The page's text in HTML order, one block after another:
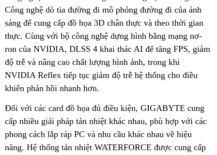
Công nghệ dò tia đường đi mô phỏng đường đi của ánh
sáng để cung cấp đồ họa 3D chân thực và theo thời gian
thực. Cùng với bộ công nghệ dựng hình bằng mạng nơ-
ron của NVIDIA, DLSS 4 khai thác AI để tăng FPS, giảm
độ trễ và nâng cao chất lượng hình ảnh, trong khi
NVIDIA Reflex tiếp tục giảm độ trễ hệ thống cho điều
khiển phản hồi nhanh hơn.
Đối với các card đồ họa đủ điều kiện, GIGABYTE cung
cấp nhiều giải pháp tản nhiệt khác nhau, phù hợp với các
phong cách lắp ráp PC và nhu cầu khác nhau về hiệu
năng. Hệ thống tản nhiệt WATERFORCE được cung cấp